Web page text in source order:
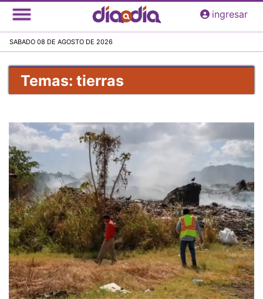
Pasar
al
principal
ingresar
SABADO 08 DE AGOSTO DE 2026
Temas: tierras